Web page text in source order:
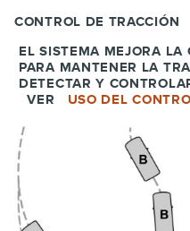
CONTROL DE TRACCIÓN
EL SISTEMA MEJORA LA
PARA MANTENER LA
DETECTAR Y
VER USO DEL